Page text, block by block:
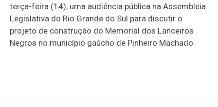
terça-feira (14), uma audiência pública na Assembleia
Legislativa do Rio Grande do Sul para discutir o
projeto de construção do Memorial dos Lanceiros
Negros no município gaúcho de Pinheiro Machado.